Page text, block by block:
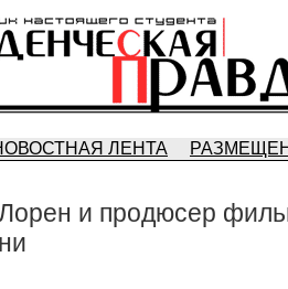
ЛЕНТА
и продюсер